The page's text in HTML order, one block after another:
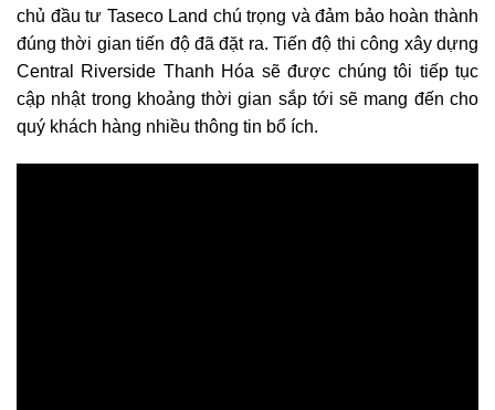
chủ đầu tư Taseco Land chú trọng và đảm bảo hoàn thành
đúng thời gian tiến độ đã đặt ra. Tiến độ thi công xây dựng
Central Riverside Thanh Hóa sẽ được chúng tôi tiếp tục
cập nhật trong khoảng thời gian sắp tới sẽ mang đến cho
quý khách hàng nhiều thông tin bổ ích.